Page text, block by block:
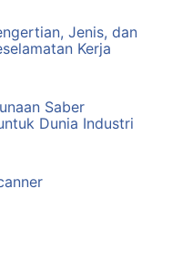
Jenis, dan
Kerja
Saber
Dunia Industri